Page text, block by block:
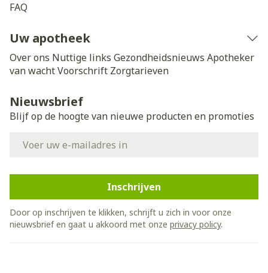
FAQ
Uw apotheek
Over ons Nuttige links Gezondheidsnieuws Apotheker
van wachtVoorschrift Zorgtarieven
Nieuwsbrief
Blijf op de hoogte van nieuwe producten en promoties
Inschrijven
Door op inschrijven te klikken, schrijft u zich in voor onze
nieuwsbrief en gaat u akkoord met onze privacy policy.